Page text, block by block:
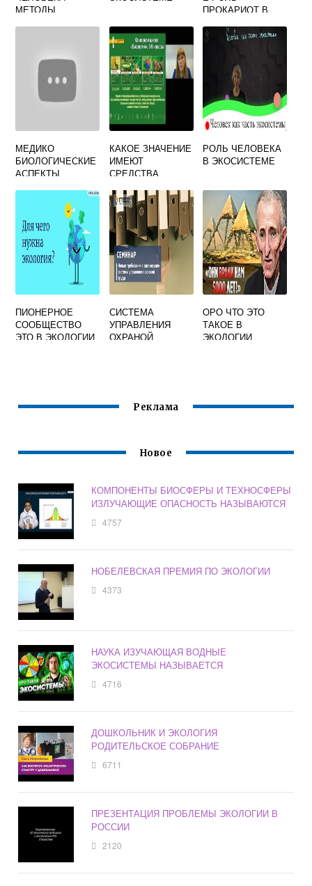
МЕТОДЫ
ПРОКАРИОТ В
МЕДИКО
БИОЛОГИЧЕСКИЕ
АСПЕКТЫ
КАКОЕ ЗНАЧЕНИЕ
ИМЕЮТ
СРЕДСТВА
ШКОЛЬНОГО
КУРСА ЭКОЛОГИИ
РОЛЬ ЧЕЛОВЕКА
В ЭКОСИСТЕМЕ
ПИОНЕРНОЕ
СООБЩЕСТВО
ЭТО В ЭКОЛОГИИ
СИСТЕМА
УПРАВЛЕНИЯ
ОХРАНОЙ
ОРО ЧТО ЭТО
ТАКОЕ В
ЭКОЛОГИИ
Реклама
Новое
КОМПОНЕНТЫ БИОСФЕРЫ И ТЕХНОСФЕРЫ
ИЗЛУЧАЮЩИЕ ОПАСНОСТЬ НАЗЫВАЮТСЯ
4757
НОБЕЛЕВСКАЯ ПРЕМИЯ ПО ЭКОЛОГИИ
4373
НАУКА ИЗУЧАЮЩАЯ ВОДНЫЕ
ЭКОСИСТЕМЫ НАЗЫВАЕТСЯ
4716
ДОШКОЛЬНИК И ЭКОЛОГИЯ
РОДИТЕЛЬСКОЕ СОБРАНИЕ
6711
ПРЕЗЕНТАЦИЯ ПРОБЛЕМЫ ЭКОЛОГИИ В
РОССИИ
2120